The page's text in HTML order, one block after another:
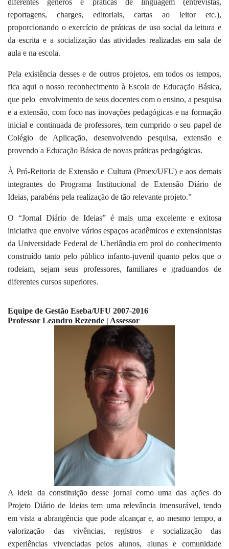
reportagens, charges, editoriais, cartas ao leitor etc.),
proporcionando o exercício de práticas de uso social da leitura e
da escrita e a socialização das atividades realizadas em sala de
aula e na escola.
Pela existência desses e de outros projetos, em todos os tempos,
fica aqui o nosso reconhecimento à Escola de Educação Básica,
que pelo  envolvimento de seus docentes com o ensino, a pesquisa
e a extensão, com foco nas inovações pedagógicas e na formação
inicial e continuada de professores, tem cumprido o seu papel de
Colégio de Aplicação, desenvolvendo pesquisa, extensão e
provendo a Educação Básica de novas práticas pedagógicas.
À Pró-Reitoria de Extensão e Cultura (Proex/UFU) e aos demais
integrantes do Programa Institucional de Extensão Diário de
Ideias, parabéns pela realização de tão relevante projeto.”
O “Jornal Diário de Ideias” é mais uma excelente e exitosa
iniciativa que envolve vários espaços acadêmicos e extensionistas
da Universidade Federal de Uberlândia em prol do conhecimento
construído tanto pelo público infanto-juvenil quanto pelos que o
rodeiam, sejam seus professores, familiares e graduandos de
diferentes cursos superiores.
Equipe de Gestão Eseba/UFU 2007-2016
Professor Leandro Rezende | Assessor
A ideia da constituição desse jornal como uma das ações do
Projeto Diário de Ideias tem uma relevância imensurável, tendo
em vista a abrangência que pode alcançar e, ao mesmo tempo, a
valorização das vivências, registros e socialização das
experiências vivenciadas pelos alunos, alunas e comunidade